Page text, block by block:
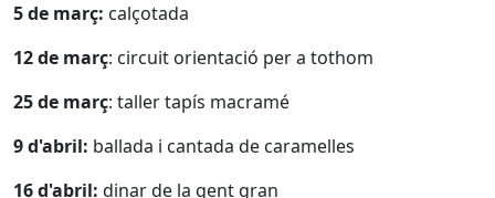
5 de març: calçotada
12 de març: circuit orientació per a tothom
25 de març: taller tapís macramé
9 d'abril: ballada i cantada de caramelles
16 d'abril: dinar de la gent gran